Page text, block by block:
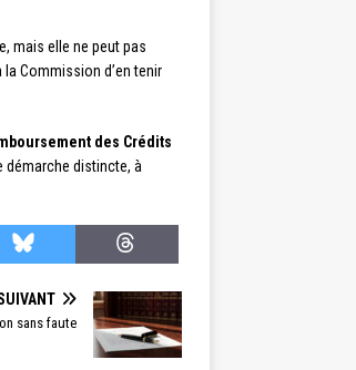
mais elle ne peut pas
Commission d’en tenir
des Crédits
démarche distincte, à
sans faute